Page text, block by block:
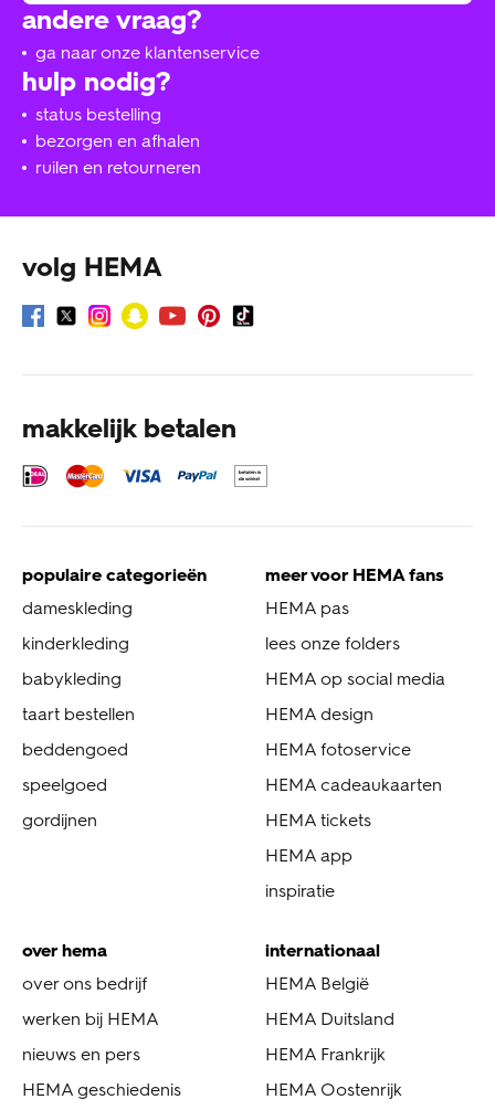
hulp nodig?
status bestelling
bezorgen en afhalen
ruilen en retourneren
andere vraag?
ga naar onze klantenservice
volg HEMA
makkelijk betalen
populaire categorieën
dameskleding
kinderkleding
babykleding
taart bestellen
beddengoed
speelgoed
gordijnen
meer voor HEMA fans
HEMA pas
lees onze folders
HEMA op social media
HEMA design
HEMA fotoservice
HEMA cadeaukaarten
HEMA tickets
HEMA app
inspiratie
over hema
over ons bedrijf
werken bij HEMA
nieuws en pers
HEMA geschiedenis
internationaal
HEMA België
HEMA Duitsland
HEMA Frankrijk
HEMA Oostenrijk